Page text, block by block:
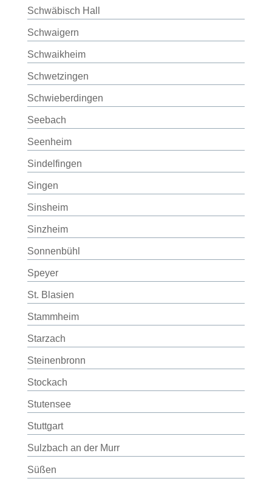
Schwäbisch Hall
Schwaigern
Schwaikheim
Schwetzingen
Schwieberdingen
Seebach
Seenheim
Sindelfingen
Singen
Sinsheim
Sinzheim
Sonnenbühl
Speyer
St. Blasien
Stammheim
Starzach
Steinenbronn
Stockach
Stutensee
Stuttgart
Sulzbach an der Murr
Süßen